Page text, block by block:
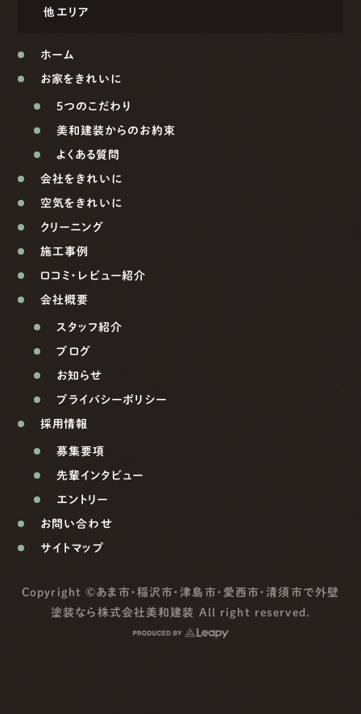
他エリア
ホーム
お家をきれいに
5つのこだわり
美和建装からのお約束
よくある質問
会社をきれいに
空気をきれいに
クリーニング
施工事例
口コミ・レビュー紹介
会社概要
スタッフ紹介
ブログ
お知らせ
プライバシーポリシー
採用情報
募集要項
先輩インタビュー
エントリー
お問い合わせ
サイトマップ
Copyright ©あま市・稲沢市・津島市・愛西市・清須市で外壁
塗装なら株式会社美和建装 All right reserved.